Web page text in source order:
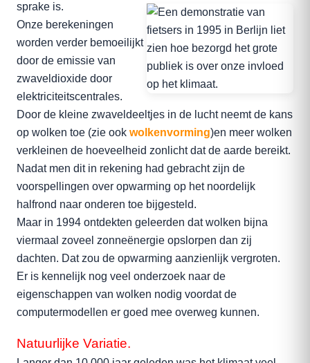
sprake is.
Onze berekeningen
worden verder bemoeilijkt
door de emissie van
zwaveldioxide door
elektriciteitscentrales.
Door de kleine zwaveldeeltjes in de lucht neemt de kans
op wolken toe (zie ook wolkenvorming)en meer wolken
verkleinen de hoeveelheid zonlicht dat de aarde bereikt.
Nadat men dit in rekening had gebracht zijn de
voorspellingen over opwarming op het noordelijk
halfrond naar onderen toe bijgesteld.
Maar in 1994 ontdekten geleerden dat wolken bijna
viermaal zoveel zonneënergie opslorpen dan zij
dachten. Dat zou de opwarming aanzienlijk vergroten.
Er is kennelijk nog veel onderzoek naar de
eigenschappen van wolken nodig voordat de
computermodellen er goed mee overweg kunnen.
Natuurlijke Variatie.